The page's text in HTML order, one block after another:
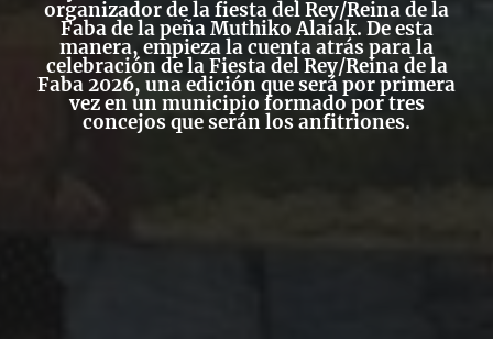
organizador de la fiesta del Rey/Reina de la
Faba de la peña Muthiko Alaiak. De esta
manera, empieza la cuenta atrás para la
celebración de la Fiesta del Rey/Reina de la
Faba 2026, una edición que será por primera
vez en un municipio formado por tres
concejos que serán los anfitriones.